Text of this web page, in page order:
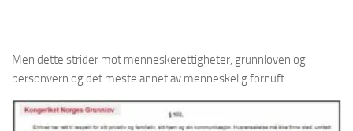
Men dette strider mot menneskerettigheter, grunnloven og
personvern og det meste annet av menneskelig fornuft.